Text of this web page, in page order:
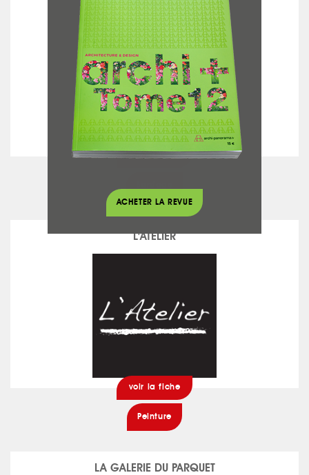
JP CHARPENTE
voir la fiche
L'ATELIER
voir la fiche
Peinture
LA GALERIE DU PARQUET
ACHETER LA REVUE